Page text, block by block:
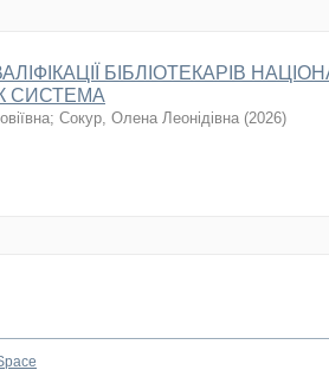
БІБЛІОТЕКАРІВ
СИСТЕМА
; Сокур, Олена Леонідівна (2026)